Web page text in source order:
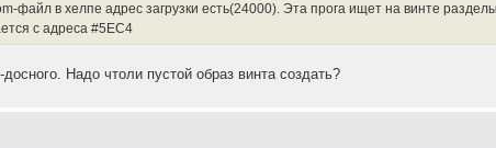
в хелпе адрес загрузки есть(24000). Эта прога ищет на винте
с адреса #5EC4
Надо чтоли пустой образ винта создать?